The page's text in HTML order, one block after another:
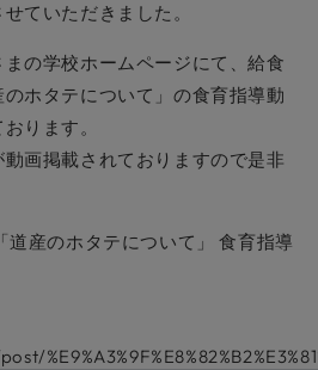
ていただきました。
の学校ホームページにて、給食
ホタテについて」の食育指導動
ります。
画掲載されておりますので是非
道産のホタテについて」 食育指導